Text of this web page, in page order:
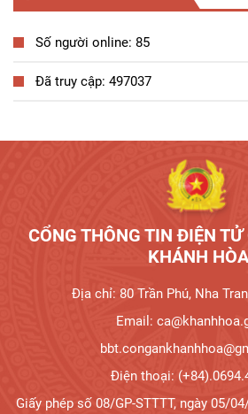
Số người online: 85
Đã truy cập: 497037
CỔNG THÔNG TIN ĐIỆN
KHÁNH HÒA
Địa chỉ: 80 Trần Phú, Nha
Email:
Điện thoại:
Giấy phép số 08/GP-STTTT, ngày 05/